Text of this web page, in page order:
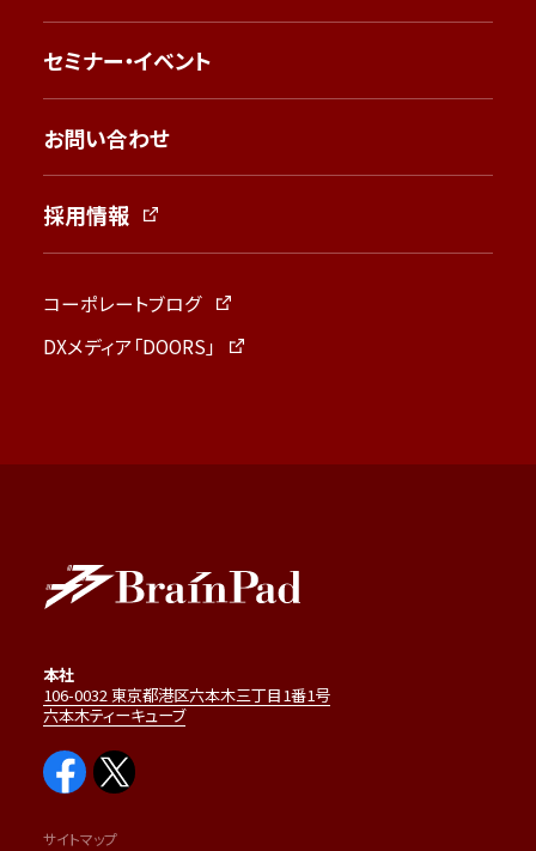
セミナー・イベント
お問い合わせ
採用情報
コーポレートブログ
DXメディア「DOORS」
本社
106-0032 東京都港区六本木三丁目1番1号
六本木ティーキューブ
サイトマップ